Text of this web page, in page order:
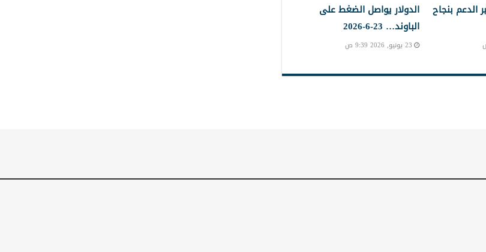
الدعم بنجاح
الدولار يواصل الضغط على
الباوند… 23-6-2026
23 يونيو, 2026 9:39 ص